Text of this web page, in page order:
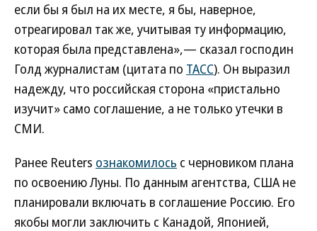
если бы я был на их месте, я бы, наверное,
отреагировал так же, учитывая ту информацию,
которая была представлена»,— сказал господин
Голд журналистам (цитата по ТАСС). Он выразил
надежду, что российская сторона «пристально
изучит» само соглашение, а не только утечки в
СМИ.
Ранее Reuters ознакомилось с черновиком плана
по освоению Луны. По данным агентства, США не
планировали включать в соглашение Россию. Его
якобы могли заключить с Канадой, Японией,